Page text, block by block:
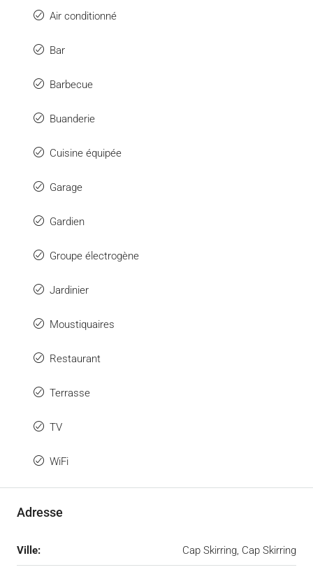
Air conditionné
Bar
Barbecue
Buanderie
Cuisine équipée
Garage
Gardien
Groupe électrogène
Jardinier
Moustiquaires
Restaurant
Terrasse
TV
WiFi
Adresse
Ville: Cap Skirring, Cap Skirring